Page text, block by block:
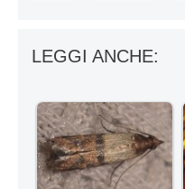
LEGGI ANCHE: